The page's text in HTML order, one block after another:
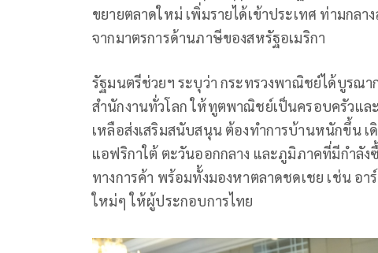
ขยายตลาดใหม่ เพิ่มรายได้เข้าประเทศ ท่ามกล
จากมาตรการด้านภาษีของสหรัฐอเมริกา
รัฐมนตรีช่วยฯ ระบุว่า กระทรวงพาณิชย์ได้บูรณ
สำนักงานทั่วโลก ให้ทูตพาณิชย์เป็นครอบครัวแ
เหลือส่งเสริมสนับสนุน ต้องทำการบ้านหนักขึ้น เ
แอฟริกาใต้ ตะวันออกกลาง และภูมิภาคที่มีกำลัง
ทางการค้า พร้อมทั้งมองหาตลาดชดเชย เช่น อา
ใหม่ๆ ให้ผู้ประกอบการไทย